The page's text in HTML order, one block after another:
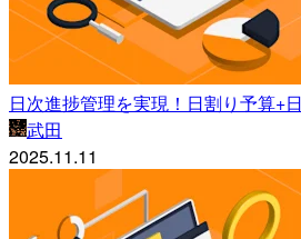
日次進捗管理を実現！日割り予算+
武田
2025.11.11